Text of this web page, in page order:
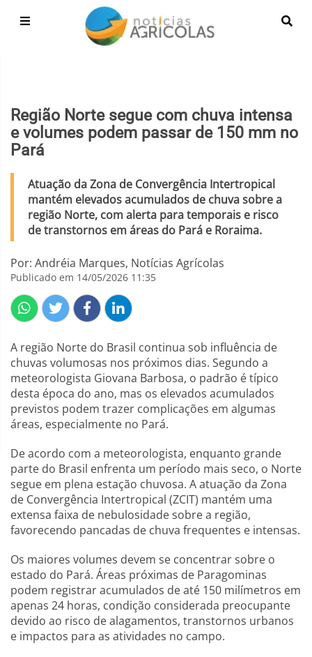
Região Norte segue com chuva intensa
e volumes podem passar de 150 mm no
Pará
Atuação da Zona de Convergência Intertropical
mantém elevados acumulados de chuva sobre a
região Norte, com alerta para temporais e risco
de transtornos em áreas do Pará e Roraima.
Por: Andréia Marques, Notícias Agrícolas
Publicado em 14/05/2026 11:35
A região Norte do Brasil continua sob influência de
chuvas volumosas nos próximos dias. Segundo a
meteorologista Giovana Barbosa, o padrão é típico
desta época do ano, mas os elevados acumulados
previstos podem trazer complicações em algumas
áreas, especialmente no Pará.
De acordo com a meteorologista, enquanto grande
parte do Brasil enfrenta um período mais seco, o Norte
segue em plena estação chuvosa. A atuação da Zona
de Convergência Intertropical (ZCIT) mantém uma
extensa faixa de nebulosidade sobre a região,
favorecendo pancadas de chuva frequentes e intensas.
Os maiores volumes devem se concentrar sobre o
estado do Pará. Áreas próximas de Paragominas
podem registrar acumulados de até 150 milímetros em
apenas 24 horas, condição considerada preocupante
devido ao risco de alagamentos, transtornos urbanos
e impactos para as atividades no campo.